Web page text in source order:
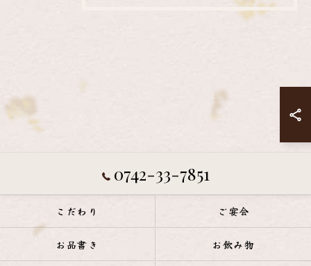
0742-33-7851
こだわり ご宴会
お品書き お飲み物